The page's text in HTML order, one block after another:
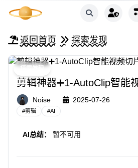
返回首页 探索发现
探索发现
剪辑神器➕1-AutoClip智能
Noise 2025-07-26
#剪辑 #AI
AI总结： 暂不可用